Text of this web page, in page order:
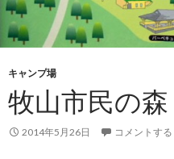
キャンプ場
牧山市民の森
2014年5月26日 コメントする